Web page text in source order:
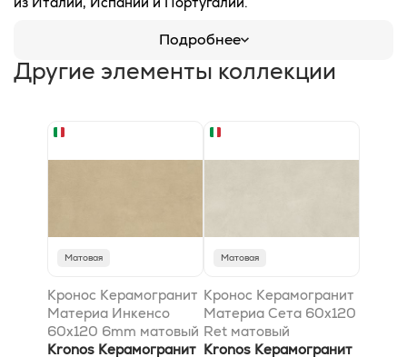
Подробнее
Другие элементы коллекции
Матовая
Кронос Керамогранит
Материа Инкенсо
60x120 6mm матовый
Kronos Керамогранит
Матовая
Кронос Керамогранит
Материа Сета 60x120
Ret матовый
Kronos Керамогранит